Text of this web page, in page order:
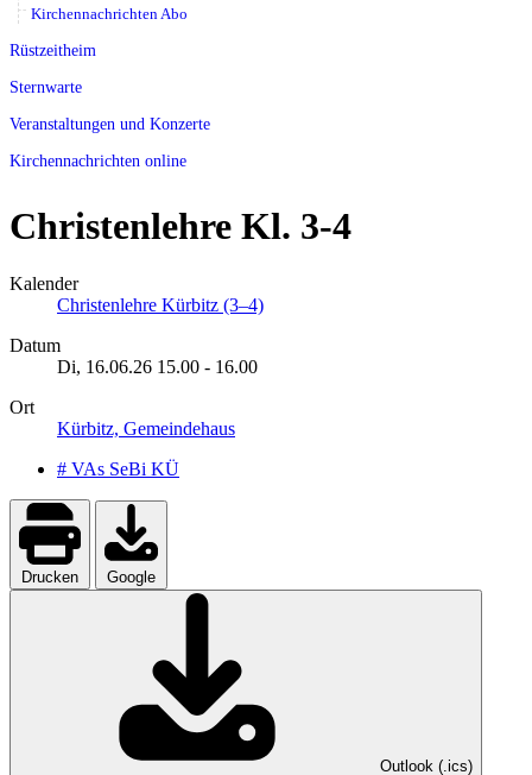
Kirchennachrichten Abo
Rüstzeitheim
Sternwarte
Veranstaltungen und Konzerte
Kirchennachrichten online
Christenlehre Kl. 3-4
Kalender
Christenlehre Kürbitz (3–4)
Datum
Di, 16.06.26 15.00 - 16.00
Ort
Kürbitz, Gemeindehaus
# VAs SeBi KÜ
Drucken Google
Outlook (.ics)